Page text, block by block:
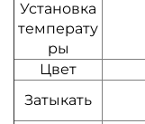
Установка
температу
ры
Цвет
Затыкать